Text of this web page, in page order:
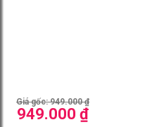
Giá gốc: 949.000 ₫
949.000 ₫